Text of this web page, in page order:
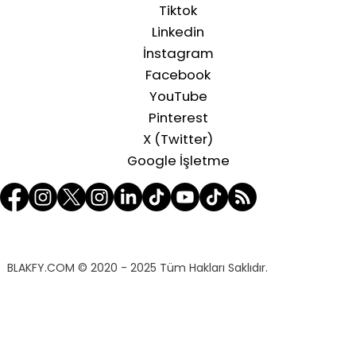
Tiktok
Linkedin
İnstagram
Facebook
YouTube
Pinterest
X (Twitter)
Google İşletme
BLAKFY.COM © 2020 - 2025 Tüm Hakları Saklıdır.